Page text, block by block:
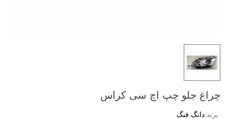
چراغ جلو چپ اچ سی کراس
برند:دانگ فنگ